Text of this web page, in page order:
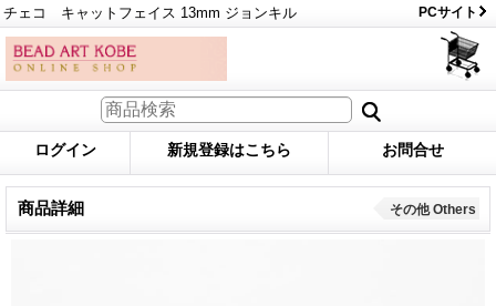
チェコ キャットフェイス 13mm ジョンキル PCサイト
ログイン 新規登録はこちら お問合せ
商品詳細 その他 Others